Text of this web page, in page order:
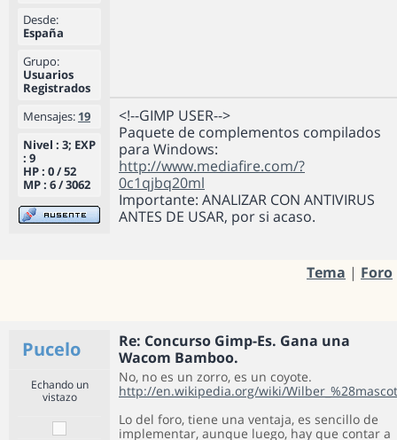
Desde:
España
Grupo:
Usuarios
Registrados
Mensajes: 19
Nivel : 3; EXP
: 9
HP : 0 / 52
MP : 6 / 3062
<!--GIMP USER-->
Paquete de complementos compilados
para Windows:
http://www.mediafire.com/?
0c1qjbq20ml
Importante: ANALIZAR CON ANTIVIRUS
ANTES DE USAR, por si acaso.
Tema | Foro
Pucelo
Re: Concurso Gimp-Es. Gana una
Wacom Bamboo.
Echando un
vistazo
No, no es un zorro, es un coyote.
http://en.wikipedia.org/wiki/
Lo del foro, tiene una ventaja, es sencillo de
implementar, aunque luego, hay que contar a